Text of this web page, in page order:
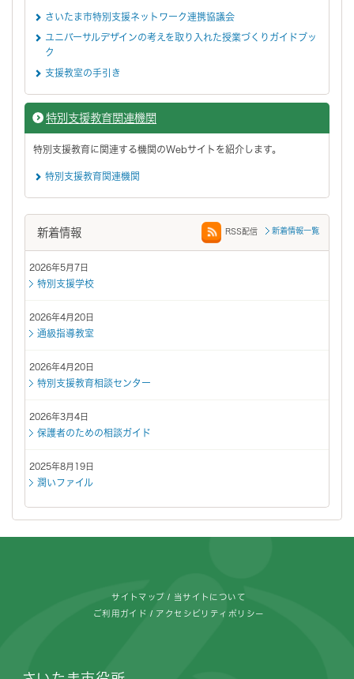
さいたま市特別支援ネットワーク連携協議会
ユニバーサルデザインの考えを取り入れた授業づくりガイドブッ
ク
支援教室の手引き
特別支援教育関連機関
特別支援教育に関連する機関のWebサイトを紹介します。
特別支援教育関連機関
新着情報 新着情報一覧
RSS配信
2026年5月7日
特別支援学校
2026年4月20日
通級指導教室
2026年4月20日
特別支援教育相談センター
2026年3月4日
保護者のための相談ガイド
2025年8月19日
潤いファイル
サイトマップ 当サイトについて
ご利用ガイド アクセシビリティポリシー